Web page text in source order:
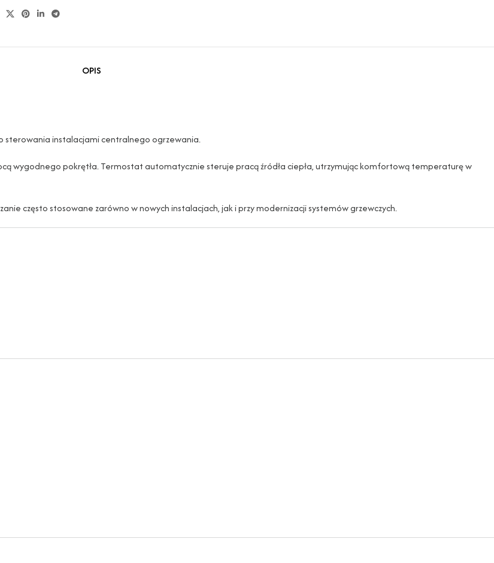
OPIS
sterowania instalacjami centralnego ogrzewania.
wygodnego pokrętła. Termostat automatycznie steruje pracą źródła ciepła, utrzymując komfortową temperaturę w
często stosowane zarówno w nowych instalacjach, jak i przy modernizacji systemów grzewczych.